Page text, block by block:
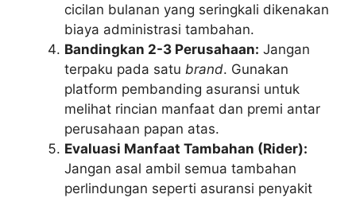
cicilan bulanan yang seringkali dikenakan
biaya administrasi tambahan.
Bandingkan 2-3 Perusahaan: Jangan
terpaku pada satu brand. Gunakan
platform pembanding asuransi untuk
melihat rincian manfaat dan premi antar
perusahaan papan atas.
Evaluasi Manfaat Tambahan (Rider):
Jangan asal ambil semua tambahan
perlindungan seperti asuransi penyakit